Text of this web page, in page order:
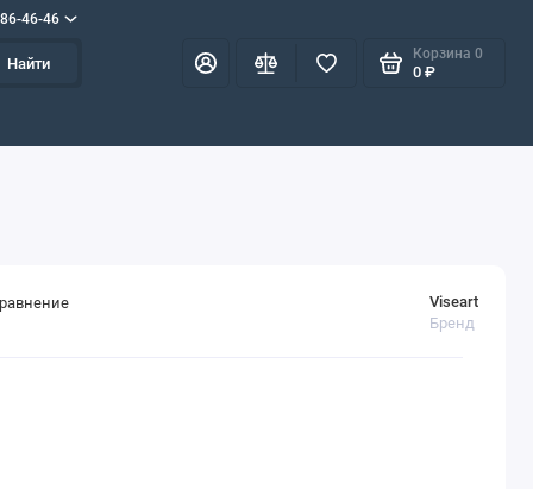
46-46
Найти
Корзина 0
0 ₽
Viseart
Бренд